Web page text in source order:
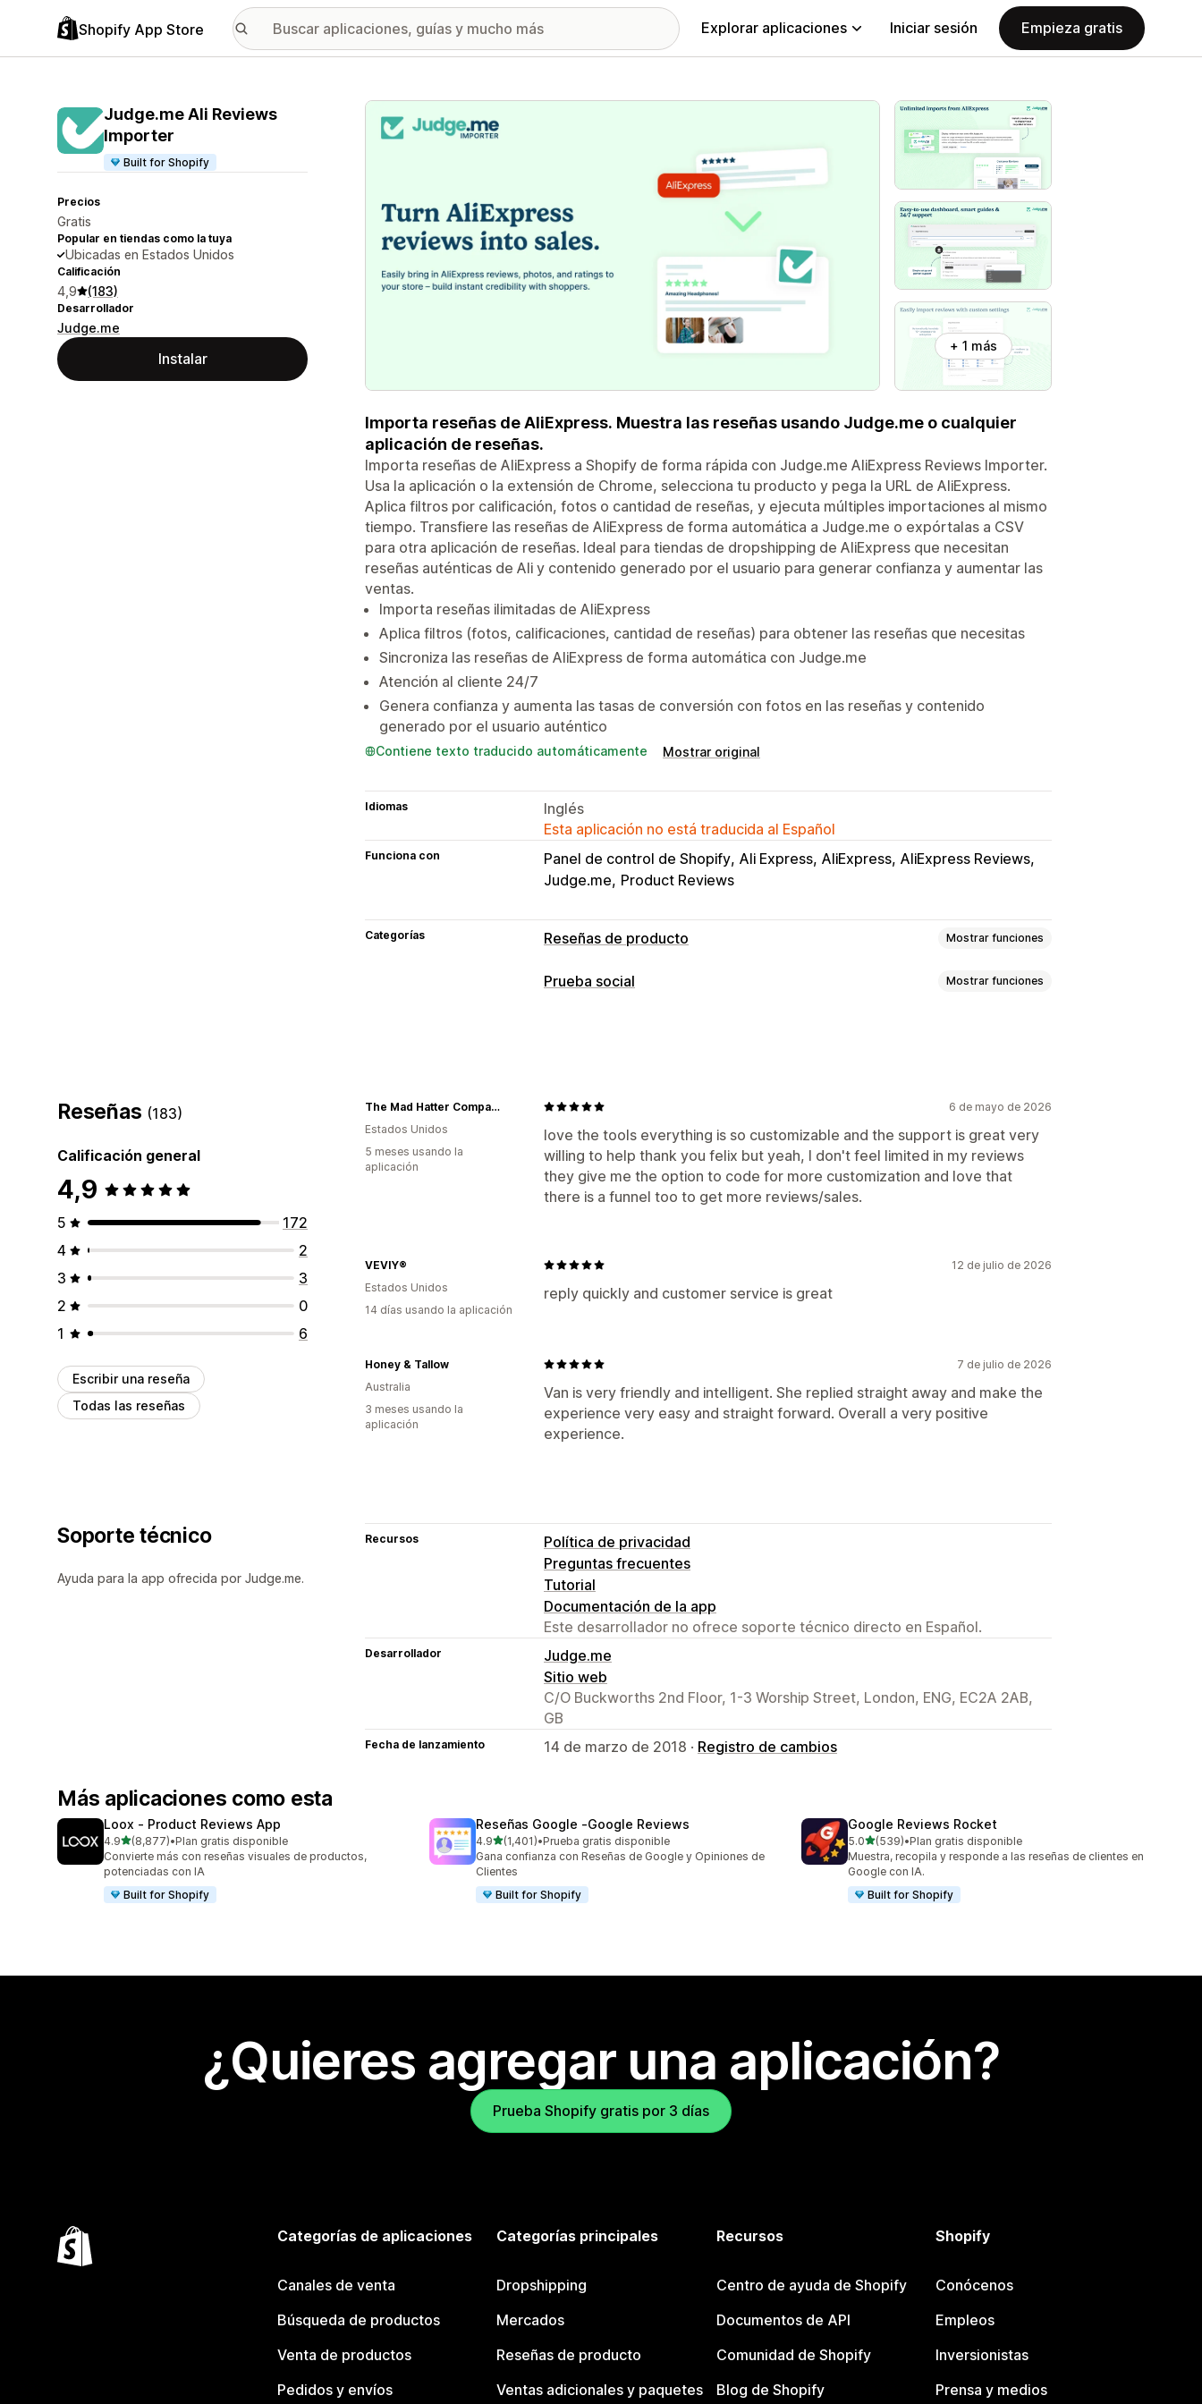
Shopify App Store Explorar aplicaciones Iniciar sesión Empieza gratis
Judge.me Ali Reviews
Importer
Built for Shopify
Precios
Gratis
Popular en tiendas como la tuya
Ubicadas en Estados Unidos
Calificación
4,9 (183)
Desarrollador
Judge.me
Instalar
Galería de imágenes destacadas
+ 1 más
Importa reseñas de AliExpress. Muestra las reseñas usando Judge.me o cualquier
aplicación de reseñas.
Importa reseñas de AliExpress a Shopify de forma rápida con Judge.me AliExpress Reviews Importer.
Usa la aplicación o la extensión de Chrome, selecciona tu producto y pega la URL de AliExpress.
Aplica filtros por calificación, fotos o cantidad de reseñas, y ejecuta múltiples importaciones al mismo
tiempo. Transfiere las reseñas de AliExpress de forma automática a Judge.me o expórtalas a CSV
para otra aplicación de reseñas. Ideal para tiendas de dropshipping de AliExpress que necesitan
reseñas auténticas de Ali y contenido generado por el usuario para generar confianza y aumentar las
ventas.
Importa reseñas ilimitadas de AliExpress
Aplica filtros (fotos, calificaciones, cantidad de reseñas) para obtener las reseñas que necesitas
Sincroniza las reseñas de AliExpress de forma automática con Judge.me
Atención al cliente 24/7
Genera confianza y aumenta las tasas de conversión con fotos en las reseñas y contenido
generado por el usuario auténtico
Contiene texto traducido automáticamente Mostrar original
Idiomas
Inglés
Esta aplicación no está traducida al Español
Funciona con Panel de control de Shopify Ali Express AliExpress AliExpress Reviews
Judge.me Product Reviews
Categorías Reseñas de producto Mostrar funciones
Opciones de muestra
Formas de recopilar reseñas
Importar y exportar
Prueba social Mostrar funciones
Reseñas (183)
Calificación general
4,9
5
172
4
2
3
3
2
0
1
6
Escribir una reseña
Todas las reseñas
6 de mayo de 2026
love the tools everything is so customizable and the support is great very
willing to help thank you felix but yeah, I don't feel limited in my reviews
they give me the option to code for more customization and love that
there is a funnel too to get more reviews/sales.
The Mad Hatter Company
Estados Unidos
5 meses usando la
aplicación
12 de julio de 2026
reply quickly and customer service is great
VEVIY®
Estados Unidos
14 días usando la aplicación
7 de julio de 2026
Van is very friendly and intelligent. She replied straight away and make the
experience very easy and straight forward. Overall a very positive
experience.
Honey & Tallow
Australia
3 meses usando la
aplicación
Soporte técnico
Ayuda para la app ofrecida por Judge.me.
Recursos
Política de privacidad
Preguntas frecuentes
Tutorial
Documentación de la app
Este desarrollador no ofrece soporte técnico directo en Español.
Desarrollador
Judge.me
Sitio web
C/O Buckworths 2nd Floor, 1-3 Worship Street, London, ENG, EC2A 2AB,
GB
Fecha de lanzamiento 14 de marzo de 2018 · Registro de cambios
Más aplicaciones como esta
Loox ‑ Product Reviews App
4.9de 5 estrellas
(8,877)
8877 reseñas en total
•Plan gratis disponible
Convierte más con reseñas visuales de productos,
potenciadas con IA
Built for Shopify
Reseñas Google ‑Google Reviews
4.9de 5 estrellas
(1,401)
1401 reseñas en total
•Prueba gratis disponible
Gana confianza con Reseñas de Google y Opiniones de
Clientes
Built for Shopify
Google Reviews Rocket
5.0de 5 estrellas
(539)
539 reseñas en total
•Plan gratis disponible
Muestra, recopila y responde a las reseñas de clientes en
Google con IA.
Built for Shopify
¿Quieres agregar una aplicación?
Prueba Shopify gratis por 3 días
Categorías de aplicaciones
Canales de venta
Búsqueda de productos
Venta de productos
Pedidos y envíos
Categorías principales
Dropshipping
Mercados
Reseñas de producto
Ventas adicionales y paquetes
Recursos
Centro de ayuda de Shopify
Documentos de API
Comunidad de Shopify
Blog de Shopify
Shopify
Conócenos
Empleos
Inversionistas
Prensa y medios